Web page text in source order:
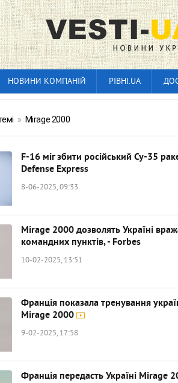
НОВИНИ КОМПАНІЙ РІВНІ.UA
» Mirage 2000
F-16 міг збити російський Су-35
Defense Express
8-06-2025, 09:33
Mirage 2000 дозволять Україні
командних пунктів, - Forbes
10-02-2025, 13:51
Франція показала тренування
Mirage 2000
9-02-2025, 17:58
Франція передасть Україні Mirage